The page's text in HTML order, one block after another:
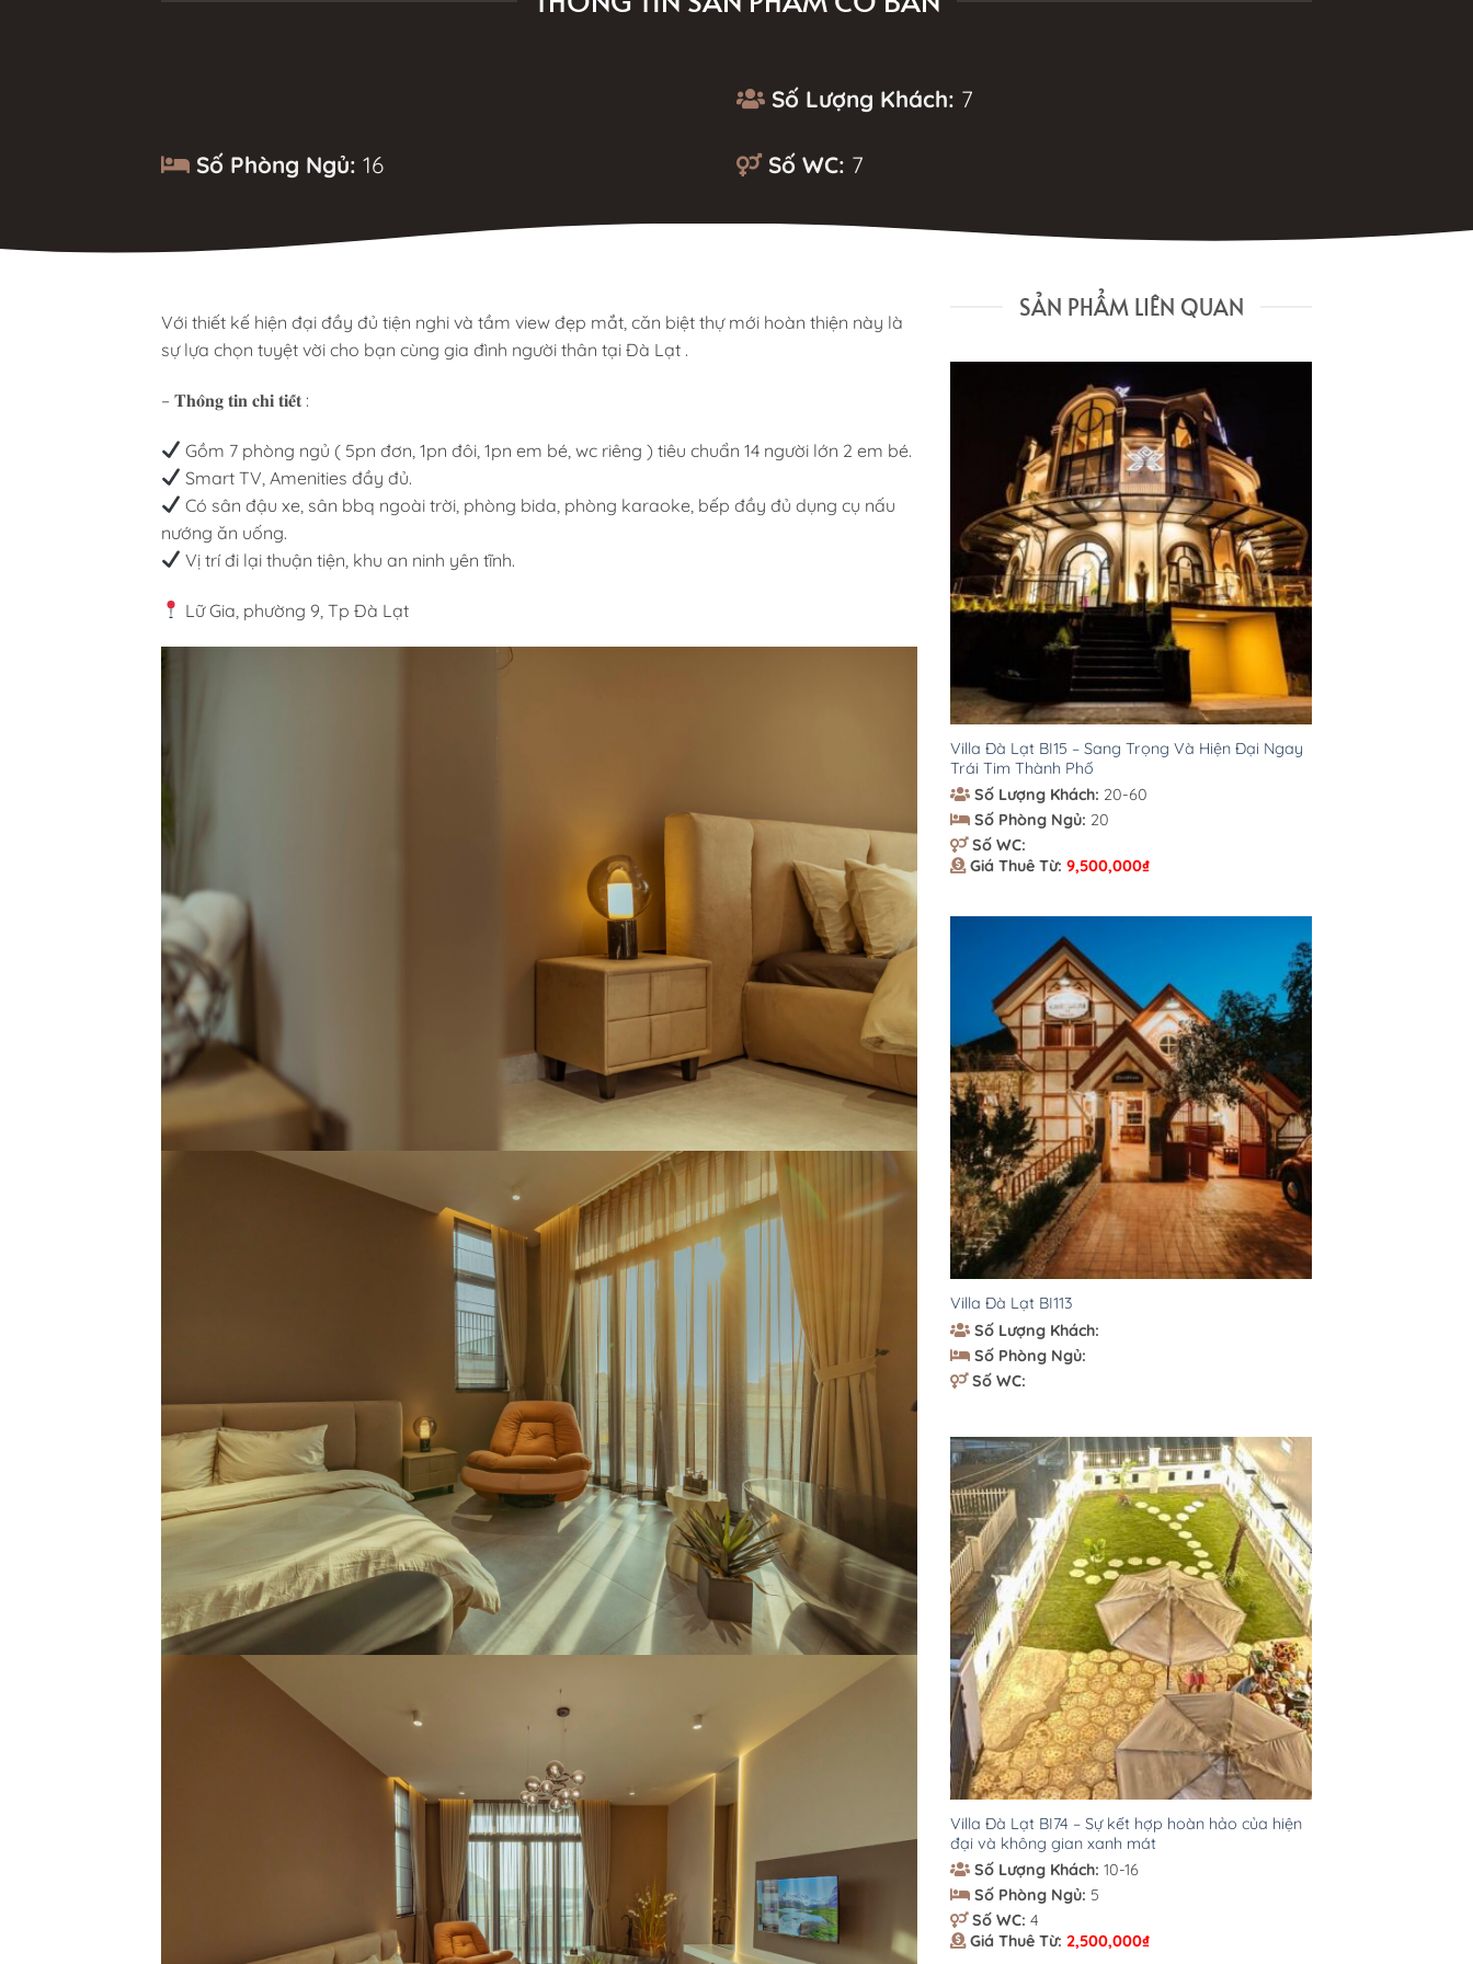
Số Lượng Khách: 7
Số Phòng Ngủ: 16 Số WC: 7
Với thiết kế hiện đại đầy đủ tiện nghi và tầm view đẹp mắt, căn biệt thự mới hoàn thiện này là
sự lựa chọn tuyệt vời cho bạn cùng gia đình người thân tại Đà Lạt .
– 𝐓𝐡𝐨̂𝐧𝐠 𝐭𝐢𝐧 𝐜𝐡𝐢 𝐭𝐢𝐞̂́𝐭 :
Gồm 7 phòng ngủ ( 5pn đơn, 1pn đôi, 1pn em bé, wc riêng ) tiêu chuẩn 14 người lớn 2 em bé.
Smart TV, Amenities đầy đủ.
Có sân đậu xe, sân bbq ngoài trời, phòng bida, phòng karaoke, bếp đầy đủ dụng cụ nấu
nướng ăn uống.
Vị trí đi lại thuận tiện, khu an ninh yên tĩnh.
Lữ Gia, phường 9, Tp Đà Lạt
SẢN PHẨM LIÊN QUAN
Villa Đà Lạt BI15 – Sang Trọng Và Hiện Đại Ngay
Trái Tim Thành Phố
Số Lượng Khách: 20-60
Số Phòng Ngủ: 20
Số WC:
Giá Thuê Từ: 9,500,000₫
Villa Đà Lạt BI113
Số Lượng Khách:
Số Phòng Ngủ:
Số WC:
Villa Đà Lạt BI74 – Sự kết hợp hoàn hảo của hiện
đại và không gian xanh mát
Số Lượng Khách: 10-16
Số Phòng Ngủ: 5
Số WC: 4
Giá Thuê Từ: 2,500,000₫